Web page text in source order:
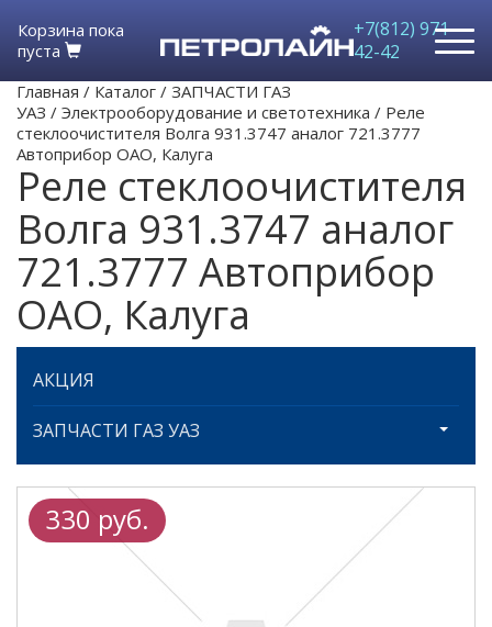
Корзина пока
пуста
+7(812) 971-
42-42
Главная / Каталог / ЗАПЧАСТИ ГАЗ
УАЗ / Электрооборудование и светотехника / Реле
стеклоочистителя Волга 931.3747 аналог 721.3777
Автоприбор ОАО, Калуга
Реле стеклоочистителя
Волга 931.3747 аналог
721.3777 Автоприбор
ОАО, Калуга
АКЦИЯ
ЗАПЧАСТИ ГАЗ УАЗ
330 руб.